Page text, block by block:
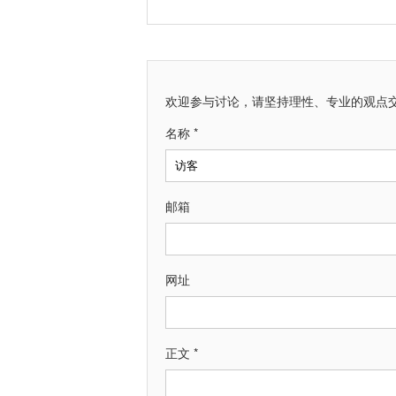
欢迎参与讨论，请坚持理性、专业的观点
名称 *
邮箱
网址
正文 *